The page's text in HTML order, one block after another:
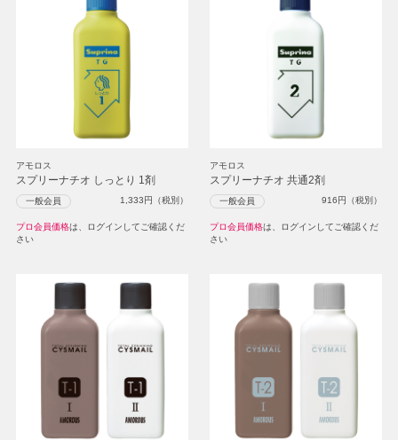
アモロス
スプリーナチオ しっとり 1剤
一般会員 1,333円（税別）
プロ会員価格は、ログインしてご確認くだ
さい
アモロス
スプリーナチオ 共通2剤
一般会員 916円（税別）
プロ会員価格は、ログインしてご確認くだ
さい